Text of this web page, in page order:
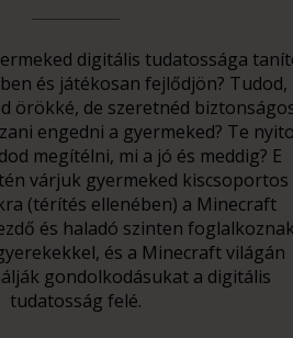
digitális tudatossága
és játékosan fejlődjön? Tudod,
örökké, de szeretnéd
engedni a gyermeked? Te
megítélni, mi a jó és meddig? E
várjuk gyermeked kiscsoportos
(térítés ellenében) a Minecraft
és haladó szinten
és a Minecraft világán
gondolkodásukat a digitális
tudatosság felé.